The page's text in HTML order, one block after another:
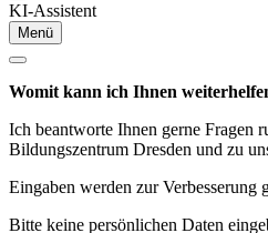
KI-Assistent
Menü
Womit kann ich Ihnen
Ich beantworte Ihnen gerne Fragen
Bildungszentrum Dresden und zu
Eingaben werden zur Verbesserung
Bitte keine persönlichen Daten